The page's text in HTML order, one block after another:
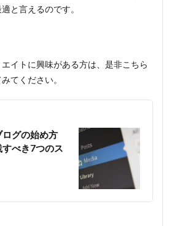
と言えるのです。
イトに興味がある方は、是非こちら
てください。
グの始め方
べき7つのス